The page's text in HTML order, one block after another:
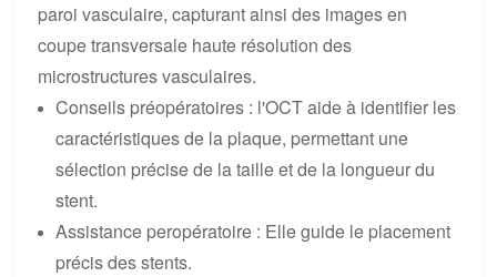
paroi vasculaire, capturant ainsi des images en
coupe transversale haute résolution des
microstructures vasculaires.
Conseils préopératoires : l'OCT aide à identifier les
caractéristiques de la plaque, permettant une
sélection précise de la taille et de la longueur du
stent.
Assistance peropératoire : Elle guide le placement
précis des stents.